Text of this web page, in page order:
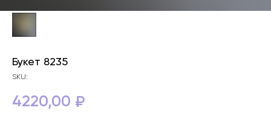
Букет 8235
SKU:
4220,00 ₽